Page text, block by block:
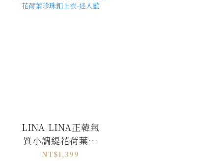
LINA LINA正韓氣
質小調緹花荷葉珍
珠釦上衣-迷人藍
NT$1,399